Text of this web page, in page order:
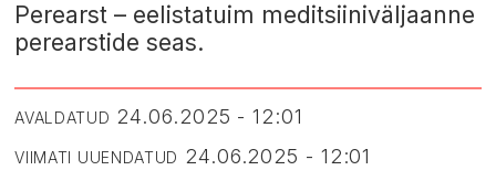
Perearst – eelistatuim meditsiiniväljaanne
perearstide seas.
AVALDATUD 24.06.2025 - 12:01
VIIMATI UUENDATUD 24.06.2025 - 12:01